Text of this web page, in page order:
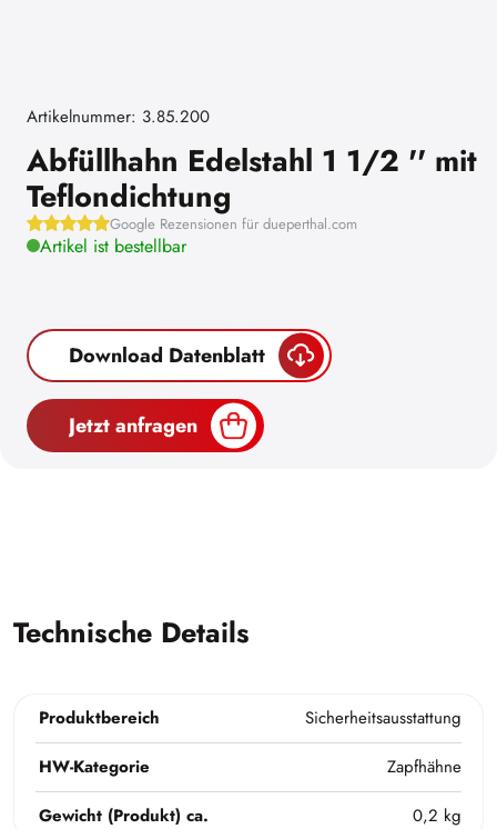
Artikelnummer: 3.85.200
Abfüllhahn Edelstahl 1 1/2 '' mit
Teflondichtung
Google Rezensionen für dueperthal.com
Artikel ist bestellbar
Download Datenblatt
Jetzt anfragen
Technische Details
Produktbereich
Sicherheitsausstattung
HW-Kategorie
Zapfhähne
Gewicht (Produkt) ca.
0,2 kg